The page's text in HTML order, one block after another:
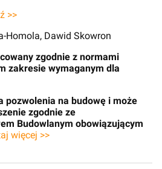
>>
Homola, Dawid Skowron
zgodnie z normami
zakresie wymaganym dla
pozwolenia na budowę i może
zgodnie ze
Budowlanym obowiązującym
więcej >>